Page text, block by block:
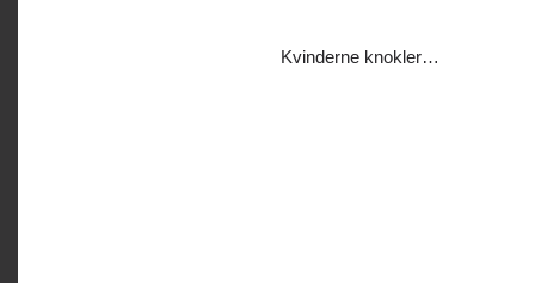
Kvinderne knokler…